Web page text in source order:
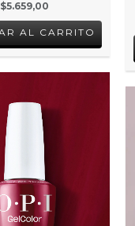
$5.659,00